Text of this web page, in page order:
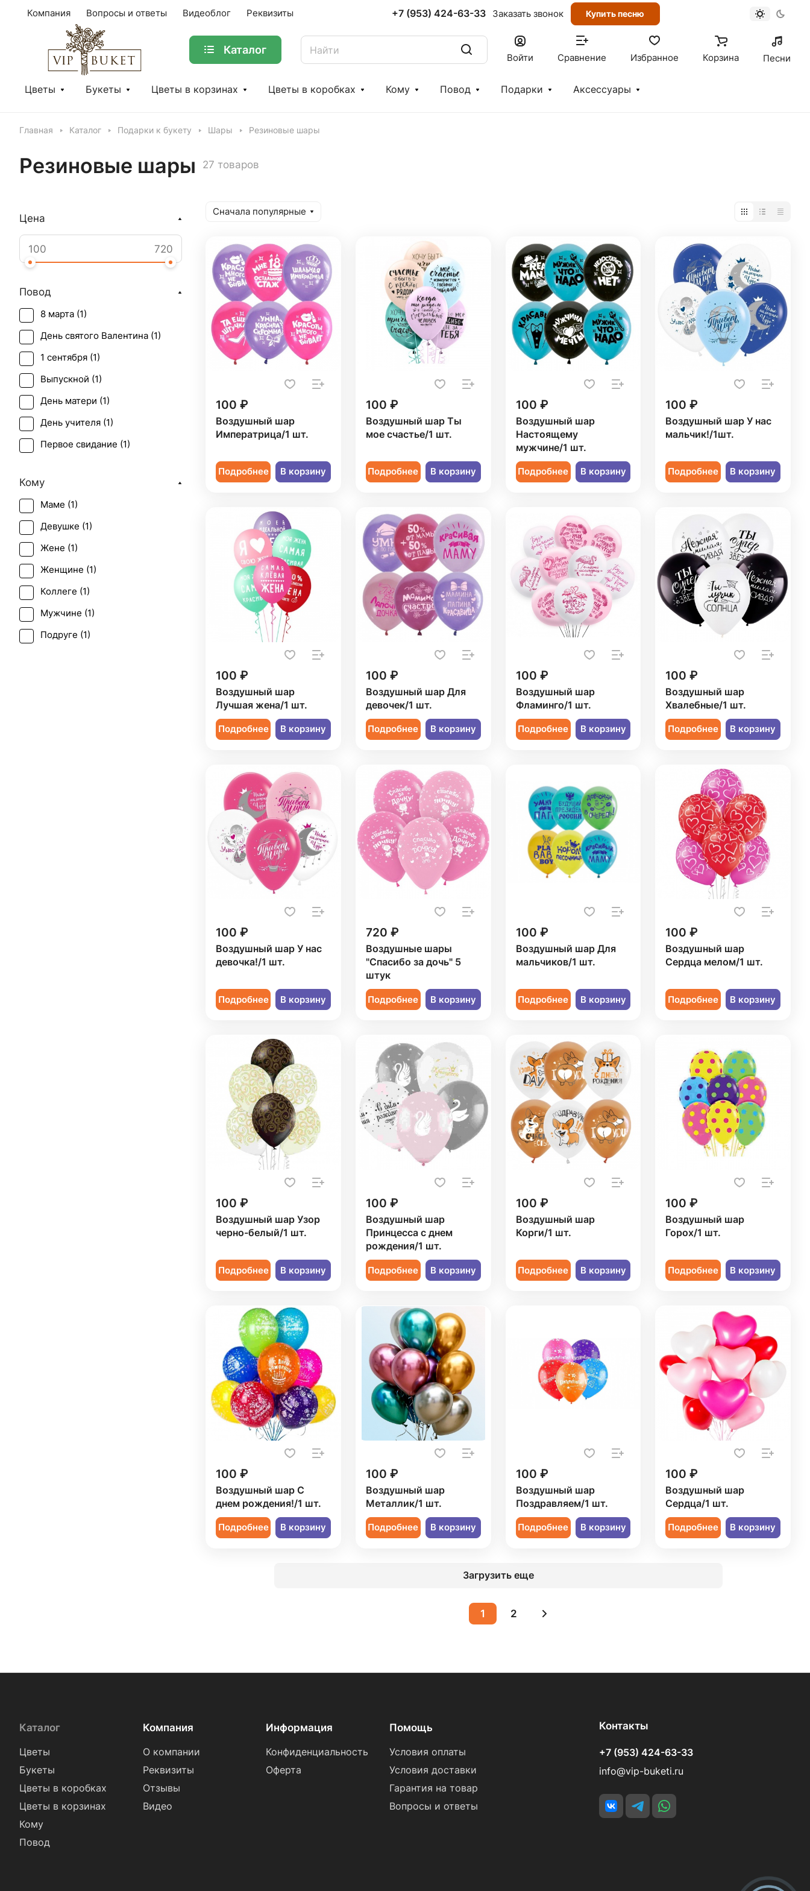
Компания Вопросы и ответы Видеоблог Реквизиты +7 (953) 424-63-33 Заказать звонок Купить песню
Каталог
Войти Сравнение Избранное Корзина Песни
Цветы Букеты Цветы в корзинах Цветы в коробках Кому Повод Подарки Аксессуары
Главная Каталог Подарки к букету Шары Резиновые шары
Резиновые шары 27 товаров
Сначала популярные
100 ₽
Воздушный шар
Императрица/1 шт.
Подробнее В корзину
100 ₽
Воздушный шар Ты
мое счастье/1 шт.
Подробнее В корзину
100 ₽
Воздушный шар
Настоящему
мужчине/1 шт.
Подробнее В корзину
100 ₽
Воздушный шар У нас
мальчик!/1шт.
Подробнее В корзину
100 ₽
Воздушный шар
Лучшая жена/1 шт.
Подробнее В корзину
100 ₽
Воздушный шар Для
девочек/1 шт.
Подробнее В корзину
100 ₽
Воздушный шар
Фламинго/1 шт.
Подробнее В корзину
100 ₽
Воздушный шар
Хвалебные/1 шт.
Подробнее В корзину
100 ₽
Воздушный шар У нас
девочка!/1 шт.
Подробнее В корзину
720 ₽
Воздушные шары
"Спасибо за дочь" 5
штук
Подробнее В корзину
100 ₽
Воздушный шар Для
мальчиков/1 шт.
Подробнее В корзину
100 ₽
Воздушный шар
Сердца мелом/1 шт.
Подробнее В корзину
100 ₽
Воздушный шар Узор
черно-белый/1 шт.
Подробнее В корзину
100 ₽
Воздушный шар
Принцесса с днем
рождения/1 шт.
Подробнее В корзину
100 ₽
Воздушный шар
Корги/1 шт.
Подробнее В корзину
100 ₽
Воздушный шар
Горох/1 шт.
Подробнее В корзину
100 ₽
Воздушный шар С
днем рождения!/1 шт.
Подробнее В корзину
100 ₽
Воздушный шар
Металлик/1 шт.
Подробнее В корзину
100 ₽
Воздушный шар
Поздравляем/1 шт.
Подробнее В корзину
100 ₽
Воздушный шар
Сердца/1 шт.
Подробнее В корзину
Загрузить еще
1 2
Цена
Повод
8 марта (1)
День святого Валентина (1)
1 сентября (1)
Выпускной (1)
День матери (1)
День учителя (1)
Первое свидание (1)
Рождение ребенка (
Татьянин день (
Кому
Маме (1)
Девушке (1)
Жене (1)
Женщине (1)
Коллеге (1)
Мужчине (1)
Подруге (1)
Каталог
Цветы
Букеты
Цветы в коробках
Цветы в корзинах
Кому
Повод
Компания
О компании
Реквизиты
Отзывы
Видео
Информация
Конфиденциальность
Оферта
Помощь
Условия оплаты
Условия доставки
Гарантия на товар
Вопросы и ответы
Контакты
+7 (953) 424-63-33
info@vip-buketi.ru